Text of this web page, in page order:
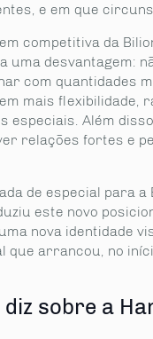
e em que
competitiva da
uma desvantagem:
com quantidades
mais flexibilidade,
especiais. Além
relações fortes e
de especial para a
este novo
nova identidade
arrancou, no
sobre a